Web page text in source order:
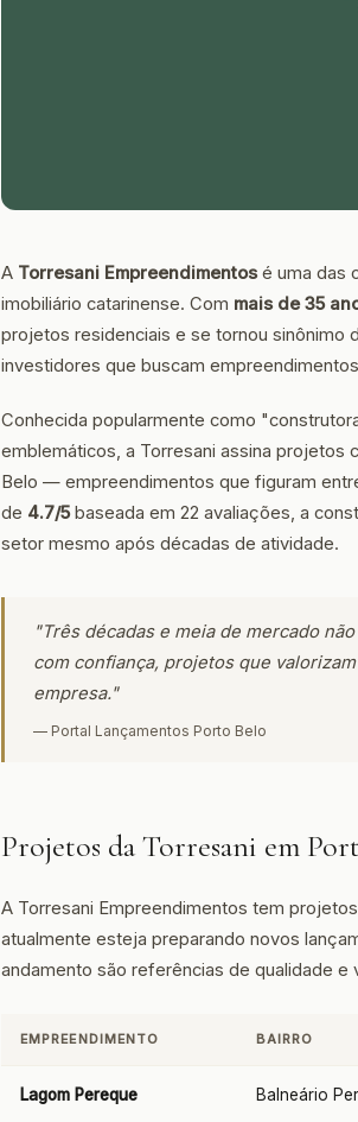
A Torresani Empreendimentosé uma das
imobiliário catarinense. Com mais de 35
projetos residenciais e se tornou sinônimo
investidores que buscam
Conhecida popularmente como
emblemáticos, a Torresani assina projetos
Belo — empreendimentos que figuram
de 4.7/5baseada em 22 avaliações, a
setor mesmo após décadas de atividade.
"Três décadas e meia de mercado
com confiança, projetos que
empresa."
— Portal Lançamentos Porto Belo
Projetos da Torresani em
A Torresani Empreendimentos tem
atualmente esteja preparando novos
andamento são referências de qualidade e
EMPREENDIMENTO BAIRRO
Lagom Pereque Balneário